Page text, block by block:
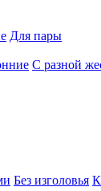
Для пары
С разной
Без изголовья